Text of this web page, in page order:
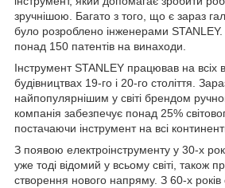
зручнішою. Багато з того, що є зараз
було розроблено інженерами STANLEY.
понад 150 патентів на винаходи.
Інструмент STANLEY працював на всіх
будівництвах 19-го і 20-го століття.
найпопулярнішим у світі брендом
компанія забезпечує понад 25%
постачаючи інструмент на всі
З появою електроінструменту у 30-х
уже тоді відомий у всьому світі, також
створення нового напряму. З 60-х років